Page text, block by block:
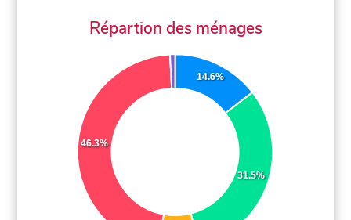
Répartion des ménages
14.6%
31.5%
46.3%